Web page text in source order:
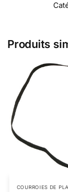
Produits
COURROIES DE